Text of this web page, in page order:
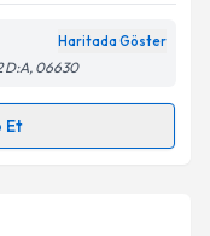
belirtilen
Haritada Göster
D:A, 06630
Et